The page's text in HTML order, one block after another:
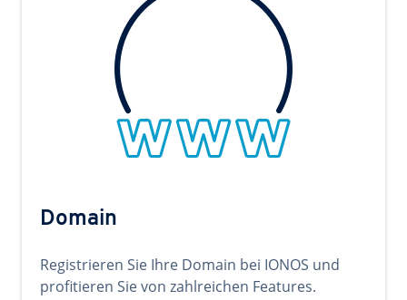
Domain
Registrieren Sie Ihre Domain bei IONOS und
profitieren Sie von zahlreichen Features.